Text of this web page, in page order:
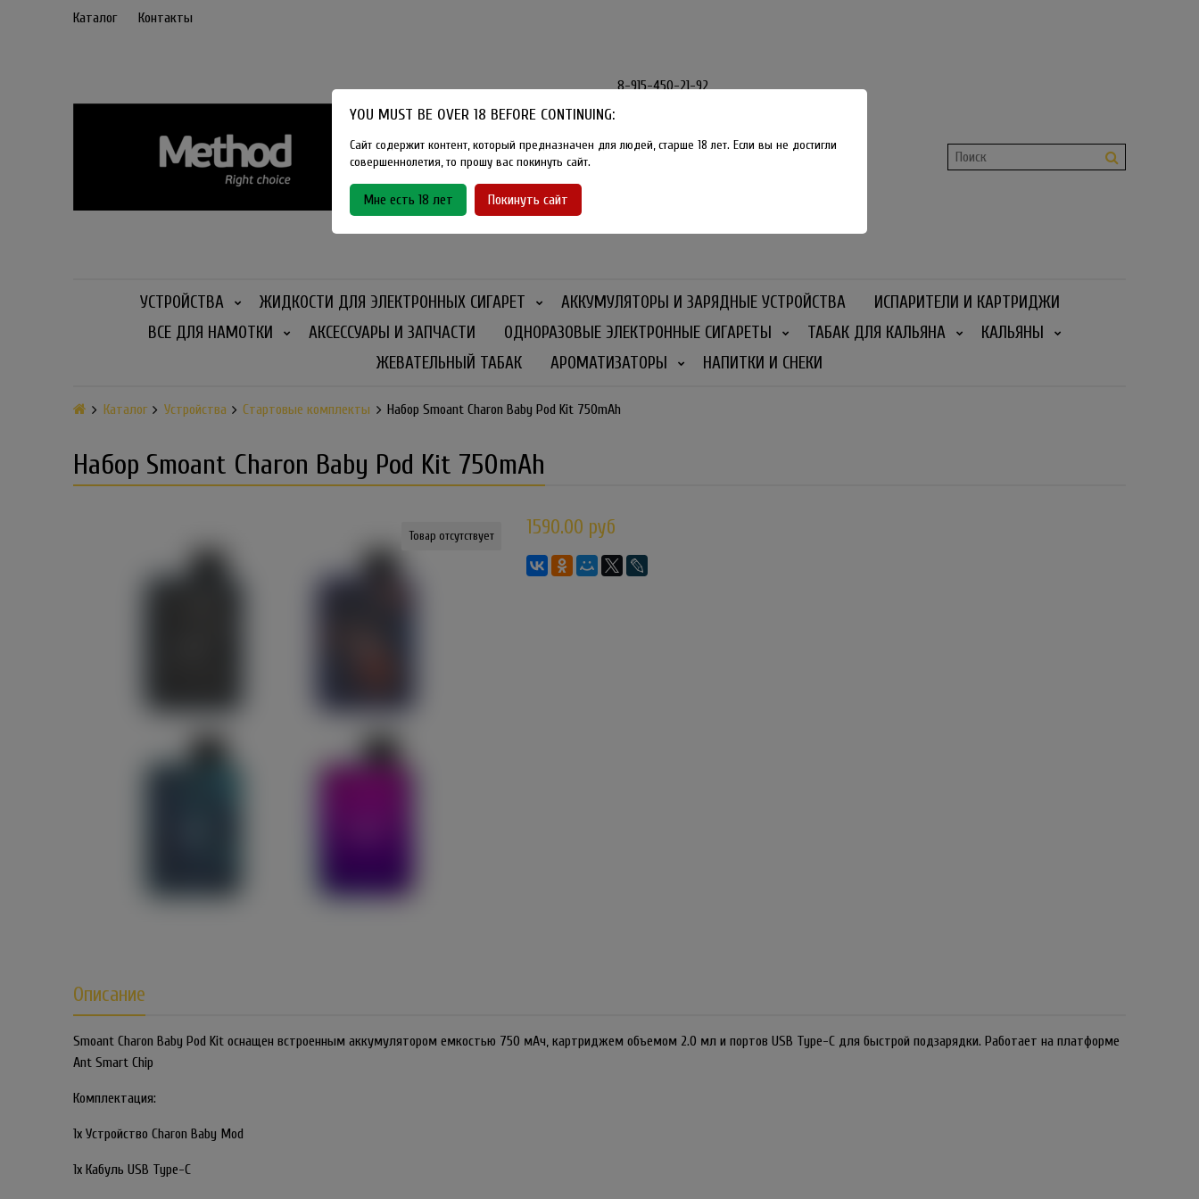
Каталог Контакты
8-915-450-21-92
Г. Москва, улица Южнобутовская 36
УСТРОЙСТВА ЖИДКОСТИ ДЛЯ ЭЛЕКТРОННЫХ СИГАРЕТ АККУМУЛЯТОРЫ И ЗАРЯДНЫЕ УСТРОЙСТВА
ИСПАРИТЕЛИ И КАРТРИДЖИ
ВСЕ ДЛЯ НАМОТКИ
АКСЕССУАРЫ И ЗАПЧАСТИ ОДНОРАЗОВЫЕ ЭЛЕКТРОННЫЕ СИГАРЕТЫ ТАБАК ДЛЯ КАЛЬЯНА
КАЛЬЯНЫ
ЖЕВАТЕЛЬНЫЙ ТАБАК
АРОМАТИЗАТОРЫ НАПИТКИ И СНЕКИ
Каталог Устройства Стартовые комплекты Набор Smoant Charon Baby Pod Kit 750mAh
Набор Smoant Charon Baby Pod Kit 750mAh
Товар отсутствует 1590.00 руб
Описание
Smoant Charon Baby Pod Kit оснащен встроенным аккумулятором емкостью 750 мАч, картриджем объемом 2.0 мл и портов USB Type-C для быстрой подзарядки. Работает на платформе
Ant Smart Chip
Комплектация:
1х Устройство Charon Baby Mod
1x Кабуль USB Type-C
YOU MUST BE OVER 18 BEFORE CONTINUING:
Сайт содержит контент, который предназначен для людей, старше 18 лет. Если вы не достигли
совершеннолетия, то прошу вас покинуть сайт.
Мне есть 18 лет Покинуть сайт